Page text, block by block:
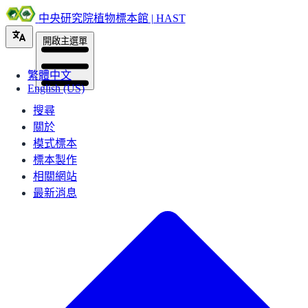
中央研究院植物標本館 | HAST
繁體中文
English (US)
開啟主選單
搜尋
關於
模式標本
標本製作
相關網站
最新消息